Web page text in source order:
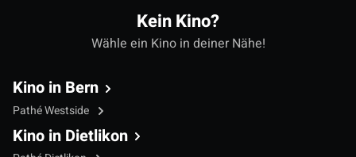
Kein Kino?
Wähle ein Kino in deiner Nähe!
Kino in Bern
Pathé Westside
Kino in Dietlikon